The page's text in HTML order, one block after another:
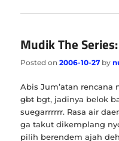
Mudik The
Posted on2006-10-27 by
Abis Jum’atan rencana
gbt bgt, jadinya belok
suegarrrrrr. Rasa air
ga takut dikemplang
pilih berendem ajah